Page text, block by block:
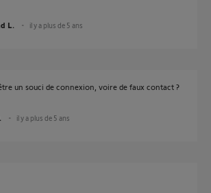
L. il y a plus de 5 ans
un souci de connexion, voire de faux contact ?
il y a plus de 5 ans